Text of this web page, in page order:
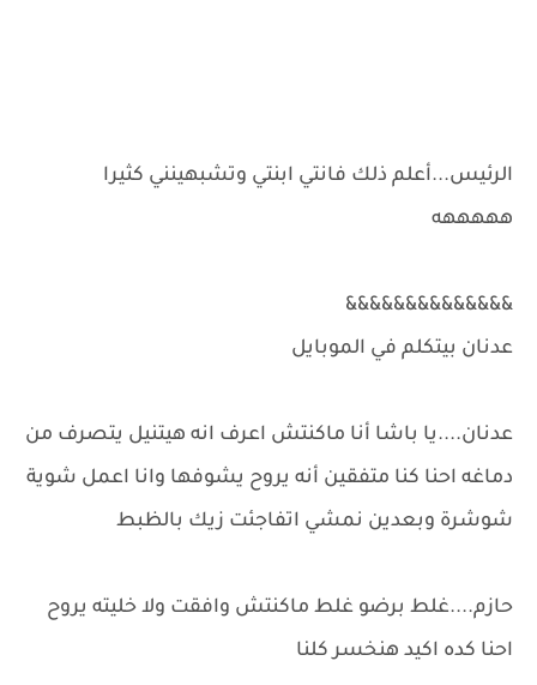
الرئيس...أعلم ذلك فانتي ابنتي وتشبهينني كثيرا
هههههه
&&&&&&&&&&&&&&
عدنان بيتكلم في الموبايل
عدنان....يا باشا أنا ماكنتش اعرف انه هيتنيل يتصرف من
دماغه احنا كنا متفقين أنه يروح يشوفها وانا اعمل شوية
شوشرة وبعدين نمشي اتفاجئت زيك بالظبط
حازم....غلط برضو غلط ماكنتش وافقت ولا خليته يروح
احنا كده اكيد هنخسر كلنا